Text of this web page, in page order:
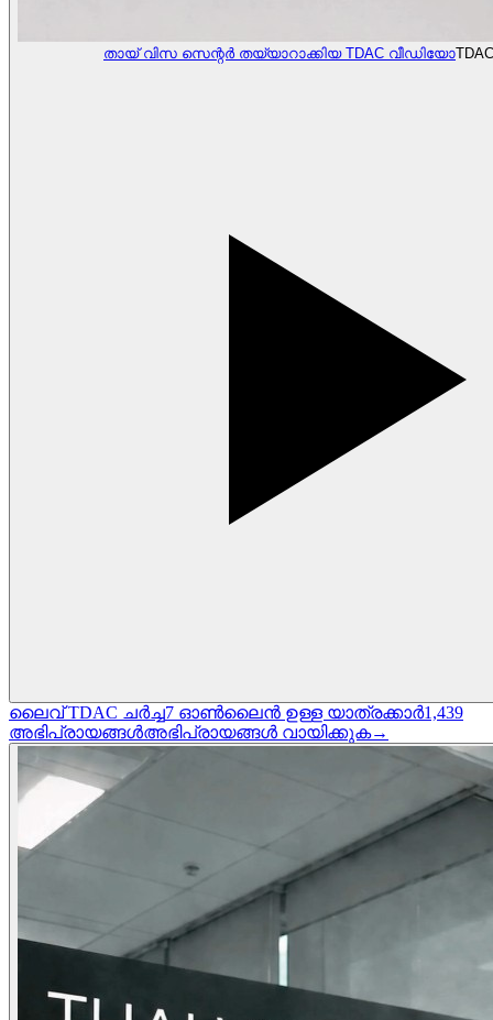
തായ് വിസ സെന്റർ തയ്യാറാക്കിയ TDAC വീഡിയോ
ലൈവ് TDAC ചർച്ച7 ഓൺലൈൻ ഉള്ള യാത്രക്കാർ1,439
അഭിപ്രായങ്ങൾഅഭിപ്രായങ്ങൾ വായിക്കുക→